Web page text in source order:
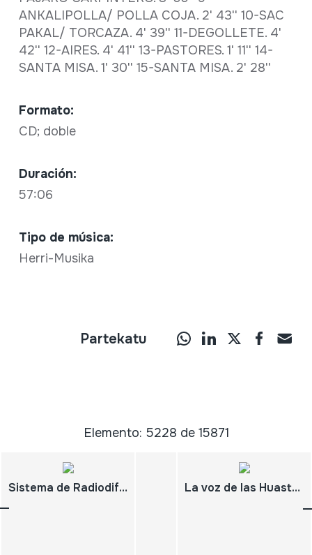
ANKALIPOLLA/ POLLA COJA. 2' 43'' 10-SAC
PAKAL/ TORCAZA. 4' 39'' 11-DEGOLLETE. 4'
42'' 12-AIRES. 4' 41'' 13-PASTORES. 1' 11'' 14-
SANTA MISA. 1' 30'' 15-SANTA MISA. 2' 28''
Formato:
CD; doble
Duración:
57:06
Tipo de música:
Herri-Musika
Partekatu
Elemento: 5228 de 15871
Sistema de Radiodifusoras Culturales Indigenistas. Testimonio musical del trabajo radiofónico. INI La voz de las Huastecas. Radio Difusora XEANT.